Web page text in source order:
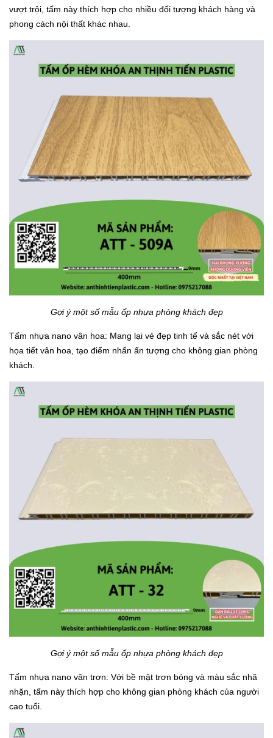
vượt trội, tấm này thích hợp cho nhiều đối tượng khách hàng và
phong cách nội thất khác nhau.
Gợi ý một số mẫu ốp nhựa phòng khách đẹp
Tấm nhựa nano vân hoa: Mang lại vẻ đẹp tinh tế và sắc nét với
họa tiết vân hoa, tạo điểm nhấn ấn tượng cho không gian phòng
khách.
Gợi ý một số mẫu ốp nhựa phòng khách đẹp
Tấm nhựa nano vân trơn: Với bề mặt trơn bóng và màu sắc nhã
nhặn, tấm này thích hợp cho không gian phòng khách của người
cao tuổi.